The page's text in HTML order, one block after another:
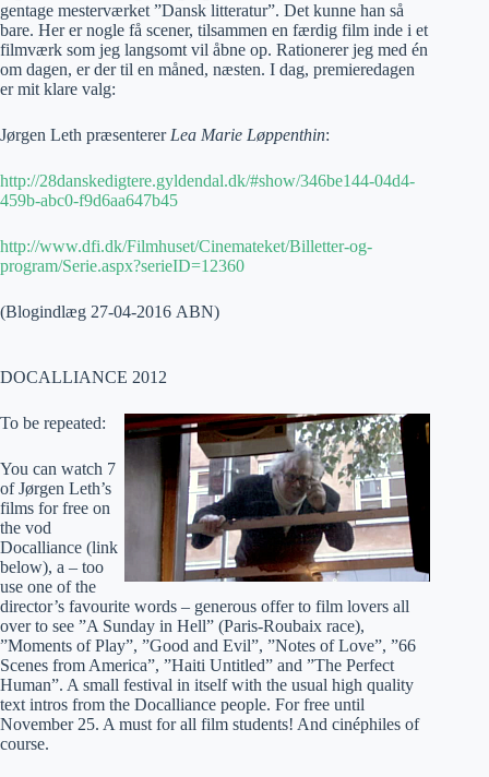
gentage mesterværket ”Dansk litteratur”. Det kunne han så
bare. Her er nogle få scener, tilsammen en færdig film inde i et
filmværk som jeg langsomt vil åbne op. Rationerer jeg med én
om dagen, er der til en måned, næsten. I dag, premieredagen
er mit klare valg:
Jørgen Leth præsentererLea Marie Løppenthin:
http://28danskedigtere.gyldendal.dk/#show/346be144-04d4-
459b-abc0-f9d6aa647b45
http://www.dfi.dk/Filmhuset/Cinemateket/Billetter-og-
program/Serie.aspx?serieID=12360
(Blogindlæg 27-04-2016 ABN)
DOCALLIANCE 2012
To be repeated:
You can watch 7
of Jørgen Leth’s
films for free on
the vod
Docalliance (link
below), a – too
use one of the
director’s favourite words – generous offer to film lovers all
over to see ”A Sunday in Hell” (Paris-Roubaix race),
”Moments of Play”, ”Good and Evil”, ”Notes of Love”, ”66
Scenes from America”, ”Haiti Untitled” and ”The Perfect
Human”. A small festival in itself with the usual high quality
text intros from the Docalliance people. For free until
November 25. A must for all film students! And cinéphiles of
course.